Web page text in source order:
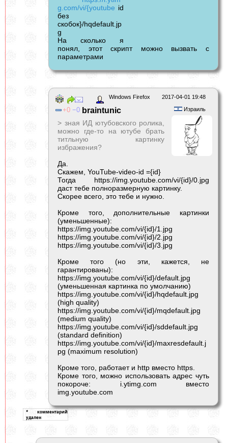
g.com/vi/{youtube id
без
скобок}/hqdefault.jp
g
На сколько я
понял, этот скрипт можно вызвать с
параметрами
2017-04-01 19:48
Windows Firefox
Израиль
0 0 braintunic
> зная ИД ютубовского ролика,
можно где-то на ютубе брать
титльную картинку
избражения?
Да.
Скажем, YouTube-video-id ={id}
Тогда https://img.youtube.com/vi/{id}/0.jpg
даст тебе полноразмерную картинку.
Скорее всего, это тебе и нужно.
Кроме того, дополнительные картинки
(уменьшенные):
https://img.youtube.com/vi/{id}/1.jpg
https://img.youtube.com/vi/{id}/2.jpg
https://img.youtube.com/vi/{id}/3.jpg
Кроме того (но эти, кажется, не
гарантированы):
https://img.youtube.com/vi/{id}/default.jpg
(уменьшенная картинка по умолчанию)
https://img.youtube.com/vi/{id}/hqdefault.jpg
(high quality)
https://img.youtube.com/vi/{id}/mqdefault.jpg
(medium quality)
https://img.youtube.com/vi/{id}/sddefault.jpg
(standard definition)
https://img.youtube.com/vi/{id}/maxresdefault.j
pg (maximum resolution)
Кроме того, работает и http вместо https.
Кроме того, можно использовать адрес чуть
покороче: i.ytimg.com вместо
img.youtube.com